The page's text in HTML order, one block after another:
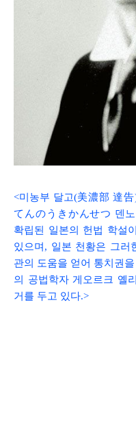
<미농부 달고(美濃部 達告
てんのうきかんせつ 덴
확립된 일본의 헌법 학설
있으며 , 일본 천황은 그러
관의 도움을 얻어 통치권
의 공법학자 게오르크 옐
거를 두고 있다.>